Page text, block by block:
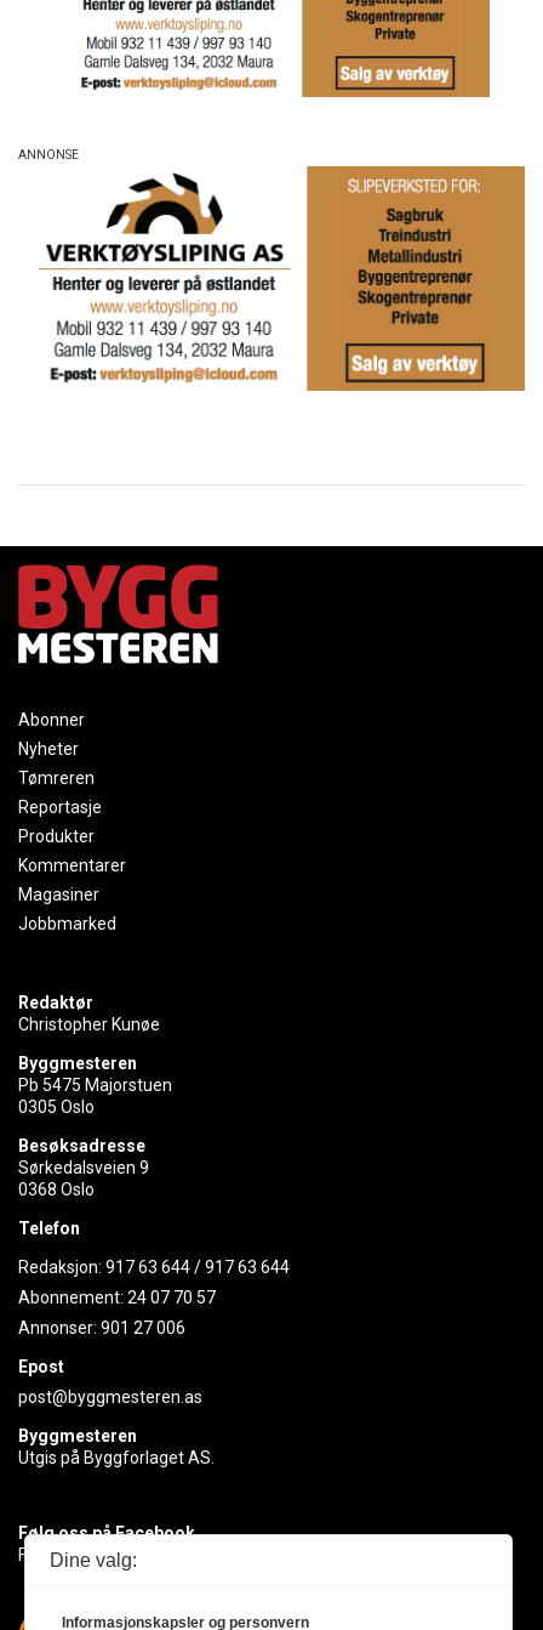
Abonner
Nyheter
Tømreren
Reportasje
Produkter
Kommentarer
Magasiner
Jobbmarked
Redaktør
Christopher Kunøe
Byggmesteren
Pb 5475 Majorstuen
0305 Oslo
Besøksadresse
Sørkedalsveien 9
0368 Oslo
Telefon
Redaksjon: 917 63 644/917 63 644
Abonnement: 24 07 70 57
Annonser: 901 27 006
Epost
post@byggmesteren.as
Byggmesteren
Utgis på Byggforlaget AS.
Følg oss på Facebook
Få med deg det siste innen byggebransjen
Dine valg:
Informasjonskapsler og personvern